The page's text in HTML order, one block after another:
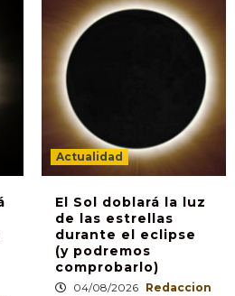
Actualidad
El Sol doblará la luz
de las estrellas
durante el eclipse
(y podremos
comprobarlo)
04/08/2026 Redaccion